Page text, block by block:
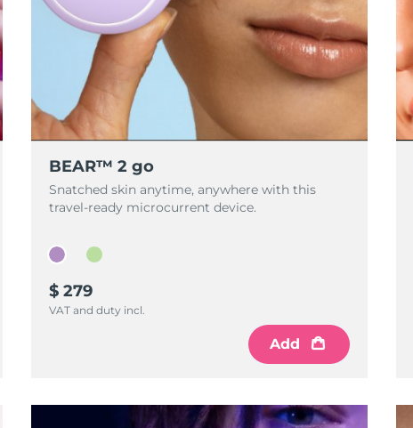
BEAR™ 2 go
Snatched skin anytime, anywhere with this
travel-ready microcurrent device.
$ 279
VAT and duty incl.
Add